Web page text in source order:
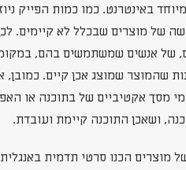
באינטרנט. כמו כמות הפייק
של מוצרים שבכלל לא קיימים.
של אנשים שמשתמשים בהם,
שהמוצר שמוצג אכן קיים. כמובן,
מסך אקטיביים של בתוכנה או
ושאכן התוכנה קיימת ועובדת.
מוצרים הכנו סרטי תדמית